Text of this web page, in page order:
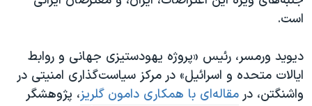
قانون شفافیت دارائی کادر رهبری ایران
اسرائیل در جنگ
نرگس محمدی برنده جایزه نوبل صلح
است.
دیوید ورمسر، رئیس «پروژه یهودستیزی جهانی و روابط
ایالات متحده و اسرائیل» در مرکز سیاست‌‌‌گذاری امنیتی در
واشنگتن، در مقاله‌ای با همکاری دامون گلریز، پژوهشگر